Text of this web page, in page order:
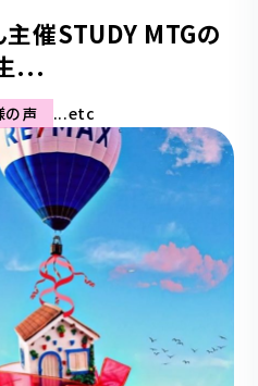
催STUDY MTGの
...
の声 ...etc